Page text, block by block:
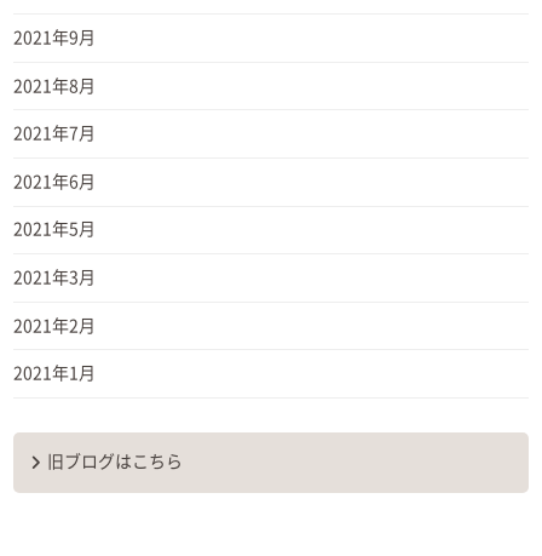
2021年9月
2021年8月
2021年7月
2021年6月
2021年5月
2021年3月
2021年2月
2021年1月
旧ブログはこちら